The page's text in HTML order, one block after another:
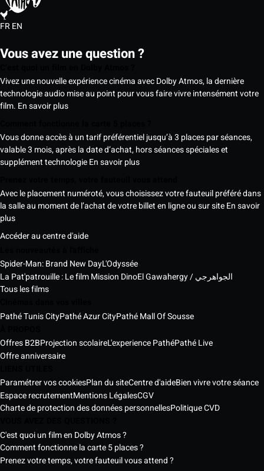
FREN
Vous avez une question ?
Vivez une nouvelle expérience cinéma avec Dolby Atmos, la dernière
technologie audio mise au point pour vous faire vivre intensément votre
film. En savoir plus
Vous donne accès à un tarif préférentiel jusqu’à 3 places par séances,
valable 3 mois, après la date d’achat, hors séances spéciales et
supplément technologieEn savoir plus
Avec le placement numéroté, vous choisissez votre fauteuil préféré dans
la salle au moment de l’achat de votre billet en ligne ou sur siteEn savoir
plus
Accéder au centre d'aide
Spider-Man: Brand New DayL'Odyssée
La Pat'patrouille : Le film Mission Dino
El Gawahergy / الجواهرجي
Tous les films
Pathé Tunis CityPathé Azur CityPathé Mall Of Sousse
Offres B2BProjection scolaireL'experience PathéPathé Live
Offre anniversaire
Paramétrer vos cookiesPlan du siteCentre d'aideBien vivre votre séance
Espace recrutementMentions LégalesCGV
Charte de protection des données personnellesPolitique CVD
C'est quoi un film en Dolby Atmos ?
Comment fonctionne la carte 5 places ?
Prenez votre temps, votre fauteuil vous attend ?